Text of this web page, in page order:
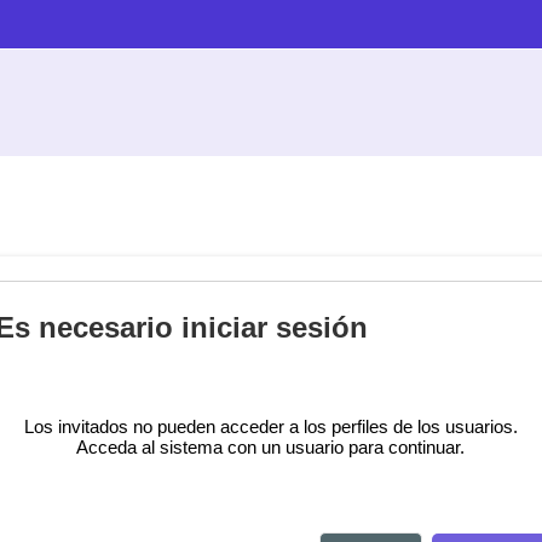
necesario iniciar sesión
Los invitados no pueden acceder a los perfiles de los usuarios.
Acceda al sistema con un usuario para continuar.